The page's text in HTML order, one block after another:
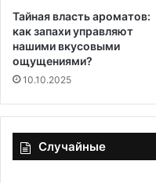
Тайная власть ароматов:
как запахи управляют
нашими вкусовыми
ощущениями?
10.10.2025
Случайные